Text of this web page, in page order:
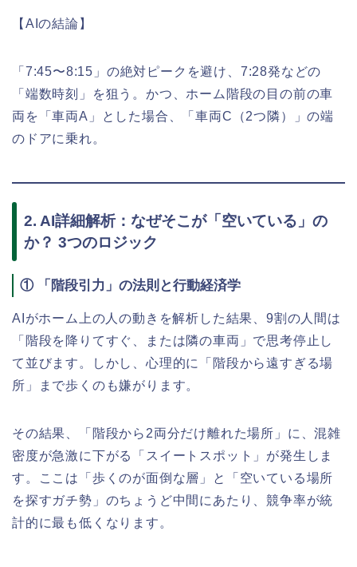
【AIの結論】
「7:45〜8:15」の絶対ピークを避け、7:28発などの
「端数時刻」を狙う。かつ、ホーム階段の目の前の車
両を「車両A」とした場合、「車両C（2つ隣）」の端
のドアに乗れ。
2. AI詳細解析：なぜそこが「空いている」の
か？ 3つのロジック
① 「階段引力」の法則と行動経済学
AIがホーム上の人の動きを解析した結果、9割の人間は
「階段を降りてすぐ、または隣の車両」で思考停止し
て並びます。しかし、心理的に「階段から遠すぎる場
所」まで歩くのも嫌がります。
その結果、「階段から2両分だけ離れた場所」に、混雑
密度が急激に下がる「スイートスポット」が発生しま
す。ここは「歩くのが面倒な層」と「空いている場所
を探すガチ勢」のちょうど中間にあたり、競争率が統
計的に最も低くなります。